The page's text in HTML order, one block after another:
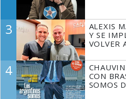
3
ALEXIS
Y SE
VOLVER
4
CON
SOMOS